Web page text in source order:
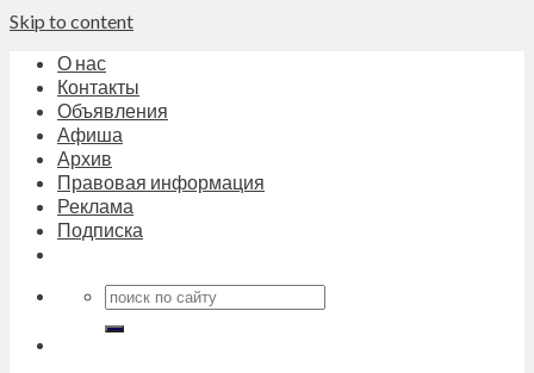
Skip to content
О нас
Контакты
Объявления
Афиша
Архив
Правовая информация
Реклама
Подписка